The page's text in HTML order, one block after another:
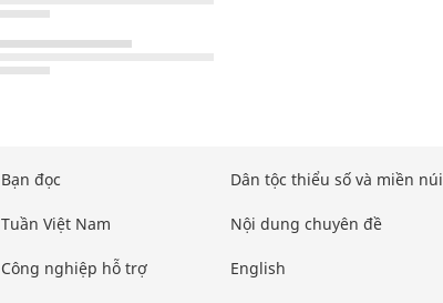
Bạn đọc
Tuần Việt Nam
Công nghiệp hỗ trợ
Dân tộc thiểu số và miền núi
Nội dung chuyên đề
English